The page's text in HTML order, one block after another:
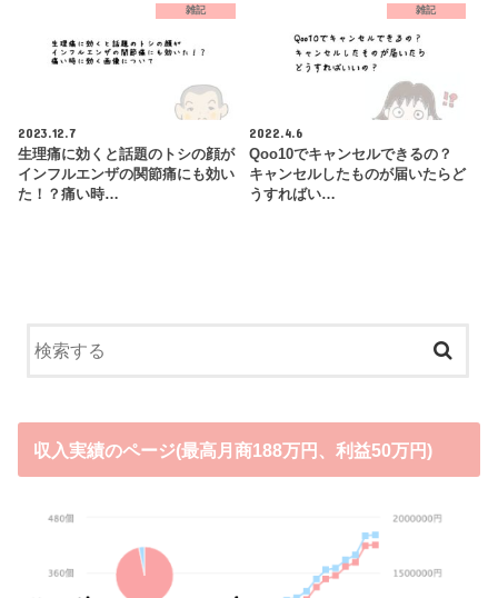
雑記
2023.12.7
生理痛に効くと話題のトシの顔が
インフルエンザの関節痛にも効い
た！？痛い時…
雑記
2022.4.6
Qoo10でキャンセルできるの？
キャンセルしたものが届いたらど
うすればい…
収入実績のページ(最高月商188万円、利益50万円)